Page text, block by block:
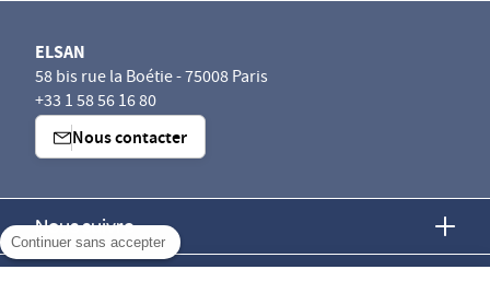
Continuer sans accepter
ELSAN
58 bis rue la Boétie - 75008 Paris
+33 1 58 56 16 80
Nous contacter
Nous suivre